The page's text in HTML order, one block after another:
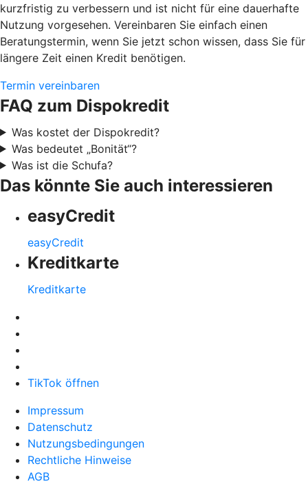
kurzfristig zu verbessern und ist nicht für eine dauerhafte
Nutzung vorgesehen. Vereinbaren Sie einfach einen
Beratungstermin, wenn Sie jetzt schon wissen, dass Sie für
längere Zeit einen Kredit benötigen.
Termin vereinbaren
FAQ zum Dispokredit
Was kostet der Dispokredit?
Was bedeutet „Bonität“?
Was ist die Schufa?
Das könnte Sie auch interessieren
easyCredit
easyCredit
Kreditkarte
Kreditkarte
TikTok öffnen
Impressum
Datenschutz
Nutzungsbedingungen
Rechtliche Hinweise
AGB